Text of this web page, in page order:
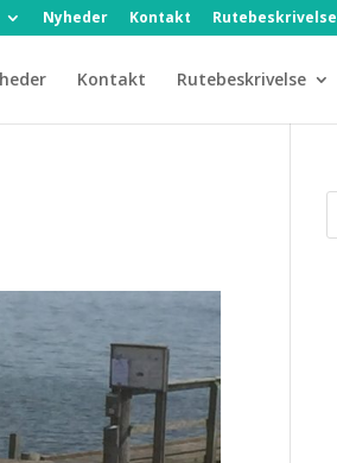
Nyheder Kontakt Rutebeskrivelse
Kontakt Rutebeskrivelse